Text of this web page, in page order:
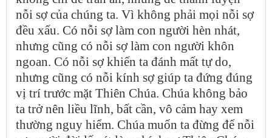
nỗi sợ của chúng ta. Vì không phải mọi nỗi sợ
đều xấu. Có nỗi sợ làm con người hèn nhát,
nhưng cũng có nỗi sợ làm con người khôn
ngoan. Có nỗi sợ khiến ta đánh mất tự do,
nhưng cũng có nỗi kính sợ giúp ta đứng đúng
vị trí trước mặt Thiên Chúa. Chúa không bảo
ta trở nên liều lĩnh, bất cần, vô cảm hay xem
thường nguy hiểm. Chúa muốn ta đừng để nỗi